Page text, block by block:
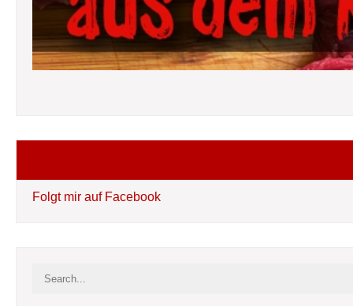
Folgt mir auf Facebook